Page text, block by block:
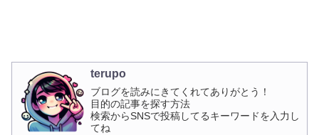
terupo
ブログを読みにきてくれてありがとう！
目的の記事を探す方法
検索からSNSで投稿してるキーワードを入力し
てね